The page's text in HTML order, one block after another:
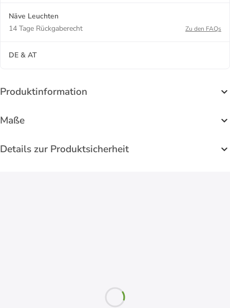
Näve Leuchten
14 Tage Rückgaberecht
Zu den FAQs
DE & AT
Produktinformation
Maße
Details zur Produktsicherheit